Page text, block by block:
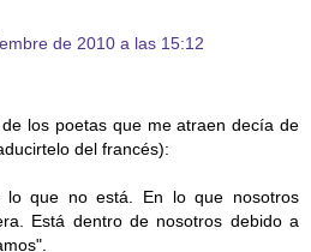
de 2010 a las 15:12
los poetas que me atraen decía de
del francés):
lo que no está. En lo que nosotros
Está dentro de nosotros debido a